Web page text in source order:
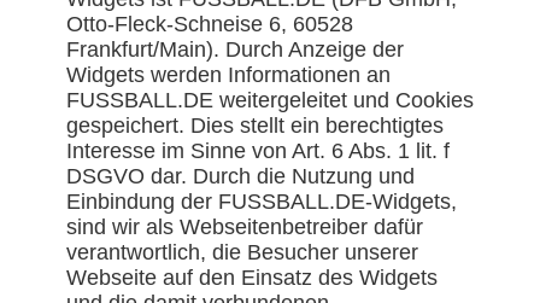
Otto-Fleck-Schneise 6, 60528
Frankfurt/Main). Durch Anzeige der
Widgets werden Informationen an
FUSSBALL.DE weitergeleitet und Cookies
gespeichert. Dies stellt ein berechtigtes
Interesse im Sinne von Art. 6 Abs. 1 lit. f
DSGVO dar. Durch die Nutzung und
Einbindung der FUSSBALL.DE-Widgets,
sind wir als Webseitenbetreiber dafür
verantwortlich, die Besucher unserer
Webseite auf den Einsatz des Widgets